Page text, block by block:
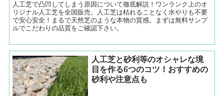
人工芝で凸凹してしまう原因について徹底解説！ワンランク上のオ
リジナル人工芝を全国販売。人工芝は枯れることなく水やりも不要
で安心安全！まるで天然芝のような本物の質感。まずは無料サンプ
ルでこだわりの品質をご確認下さい。
人工芝と砂利等のオシャレな境
目を作る6つのコツ！おすすめの
砂利や注意点も